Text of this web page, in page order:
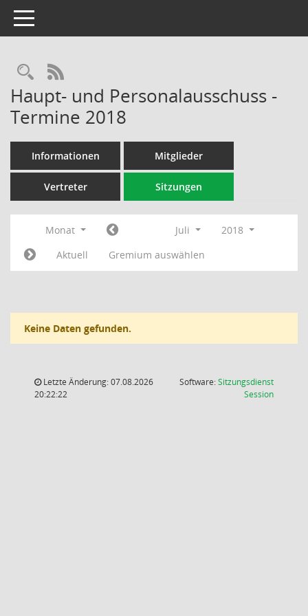
Toggle navigation
Rechercheauswahl
RSS-Feed
Haupt- und Personalausschuss -
Termine 2018
Informationen Mitglieder
Vertreter Sitzungen
Monat Juli
2018
Aktuell
Gremium auswählen
Keine Daten gefunden.
Letzte Änderung: 07.08.2026
20:22:22
Software:Sitzungsdienst
Session(Wird in